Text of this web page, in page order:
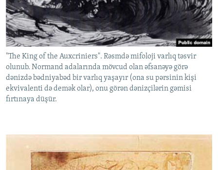
"The King of the Auxcriniers". Rəsmdə mifoloji varlıq təsvir
olunub. Normand adalarında mövcud olan əfsanəyə görə
dənizdə bədniyabəd bir varlıq yaşayır (ona su pərsinin kişi
ekvivalenti də demək olar), onu görən dənizçilərin gəmisi
fırtınaya düşür.